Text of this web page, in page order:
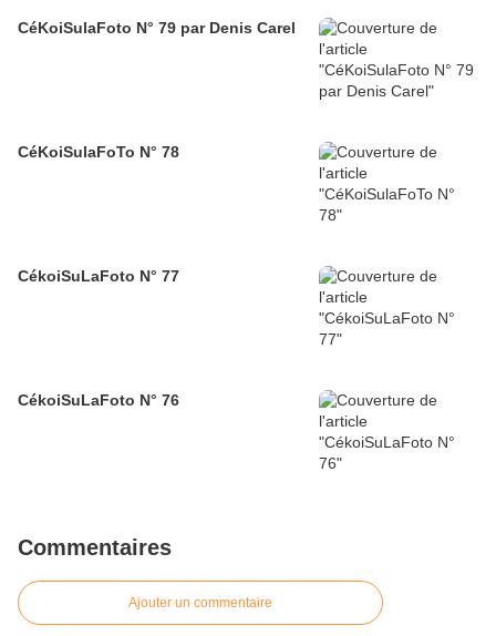
CéKoiSulaFoto N° 79 par Denis Carel
CéKoiSulaFoTo N° 78
CékoiSuLaFoto N° 77
CékoiSuLaFoto N° 76
Commentaires
Ajouter un commentaire